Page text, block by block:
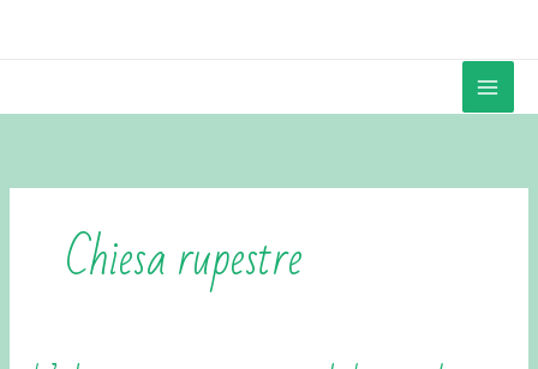
Chiesa rupestre